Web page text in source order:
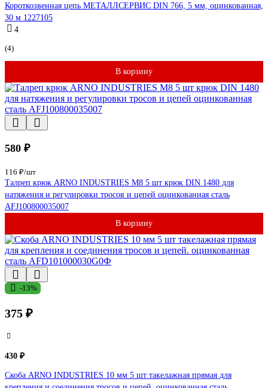
Короткозвенная цепь МЕТАЛЛСЕРВИС DIN 766, 5 мм, оцинкованная,
30 м 1227105
4
(4)
В корзину
580 ₽
116 ₽/шт
Талреп крюк ARNO INDUSTRIES М8 5 шт крюк DIN 1480 для
натяжения и регулировки тросов и цепей оцинкованная сталь
AFJ100800035007
В корзину
-13%
375 ₽
430 ₽
Скоба ARNO INDUSTRIES 10 мм 5 шт такелажная прямая для